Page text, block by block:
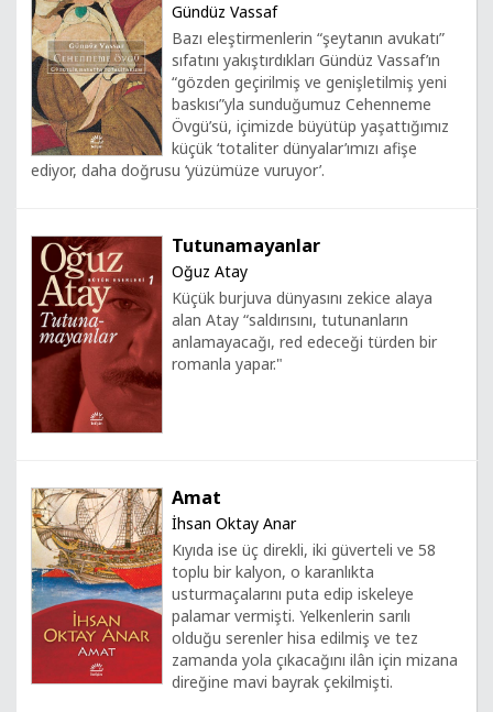
Gündüz Vassaf
Bazı eleştirmenlerin “şeytanın avukatı”
sıfatını yakıştırdıkları Gündüz Vassaf’ın
“gözden geçirilmiş ve genişletilmiş yeni
baskısı”yla sunduğumuz Cehenneme
Övgü’sü, içimizde büyütüp yaşattığımız
küçük ‘totaliter dünyalar’ımızı afişe
ediyor, daha doğrusu ‘yüzümüze vuruyor’.
Tutunamayanlar
Oğuz Atay
Küçük burjuva dünyasını zekice alaya
alan Atay “saldırısını, tutunanların
anlamayacağı, red edeceği türden bir
romanla yapar."
Amat
İhsan Oktay Anar
Kıyıda ise üç direkli, iki güverteli ve 58
toplu bir kalyon, o karanlıkta
usturmaçalarını puta edip iskeleye
palamar vermişti. Yelkenlerin sarılı
olduğu serenler hisa edilmiş ve tez
zamanda yola çıkacağını ilân için mizana
direğine mavi bayrak çekilmişti.